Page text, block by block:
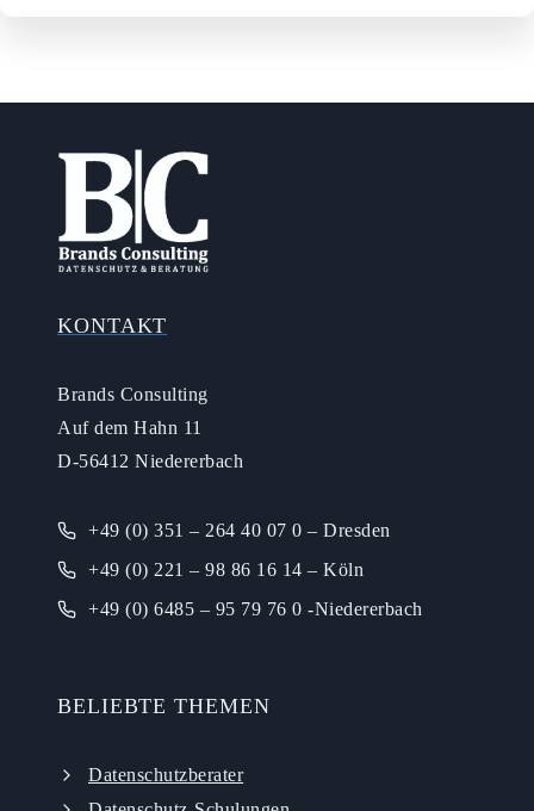
KONTAKT
Brands Consulting
Auf dem Hahn 11
D-56412 Niedererbach
+49 (0) 351 – 264 40 07 0 – Dresden
+49 (0) 221 – 98 86 16 14 – Köln
+49 (0) 6485 – 95 79 76 0 -Niedererbach
BELIEBTE THEMEN
Datenschutzberater